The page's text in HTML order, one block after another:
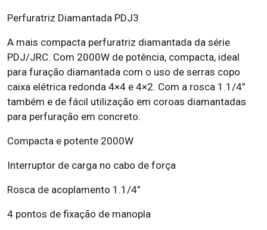
Perfuratriz Diamantada PDJ3
A mais compacta perfuratriz diamantada da série
PDJ/JRC. Com 2000W de potência, compacta, ideal
para furação diamantada com o uso de serras copo
caixa elétrica redonda 4×4 e 4×2. Com a rosca 1.1/4”
também e de fácil utilização em coroas diamantadas
para perfuração em concreto.
Compacta e potente 2000W
Interruptor de carga no cabo de força
Rosca de acoplamento 1.1/4”
4 pontos de fixação de manopla